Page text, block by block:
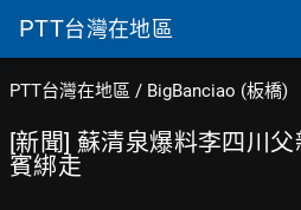
PTT台灣在地區
PTT台灣在地區 / BigBanciao (板橋)
[新聞] 蘇清泉爆料李四川
賓綁走